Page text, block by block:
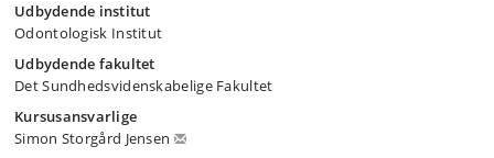
Udbydende institut
Odontologisk Institut
Udbydende fakultet
Det Sundhedsvidenskabelige Fakultet
Kursusansvarlige
Simon Storgård Jensen